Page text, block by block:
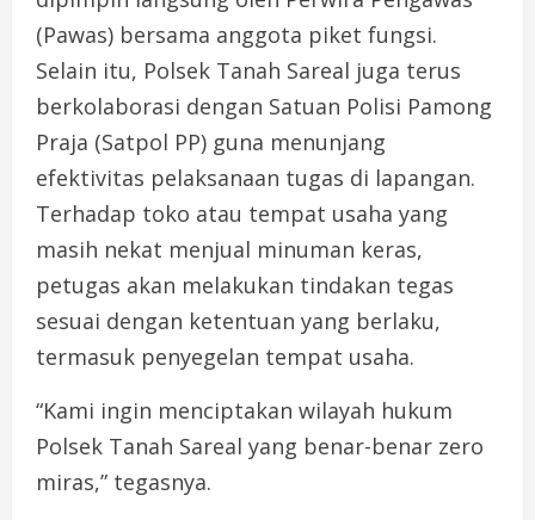
(Pawas) bersama anggota piket fungsi.
Selain itu, Polsek Tanah Sareal juga terus
berkolaborasi dengan Satuan Polisi Pamong
Praja (Satpol PP) guna menunjang
efektivitas pelaksanaan tugas di lapangan.
Terhadap toko atau tempat usaha yang
masih nekat menjual minuman keras,
petugas akan melakukan tindakan tegas
sesuai dengan ketentuan yang berlaku,
termasuk penyegelan tempat usaha.
“Kami ingin menciptakan wilayah hukum
Polsek Tanah Sareal yang benar-benar zero
miras,” tegasnya.